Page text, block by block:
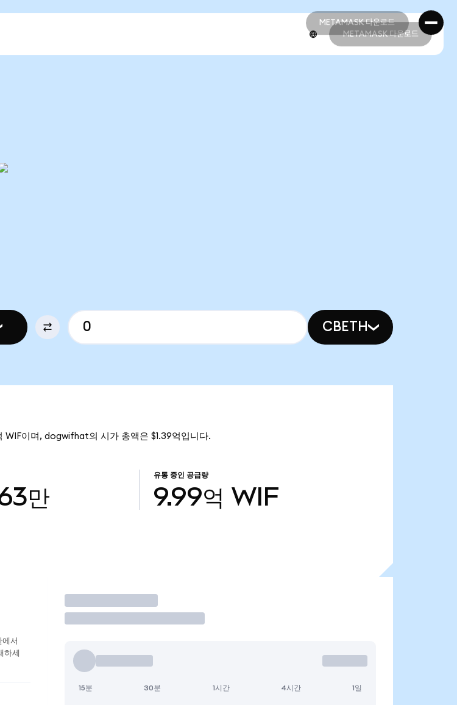
METAMASK 다운로드
METAMASK 다운로드
METAMASK 다운로드
CBETH
이며, dogwifhat의 시가 총액은 $1.39억입니다.
만
유통 중인 공급량
9.99억 WIF
서
하세
거래
15분 30분 1시간 4시간 1일